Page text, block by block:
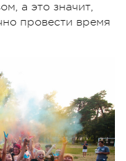
а это значит,
провести время